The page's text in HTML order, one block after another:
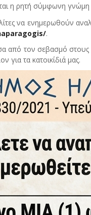
η ρητή σύμφωνη
να ενημερωθούν
.
από τον σεβασμό
για τα κατοικίδιά μας.